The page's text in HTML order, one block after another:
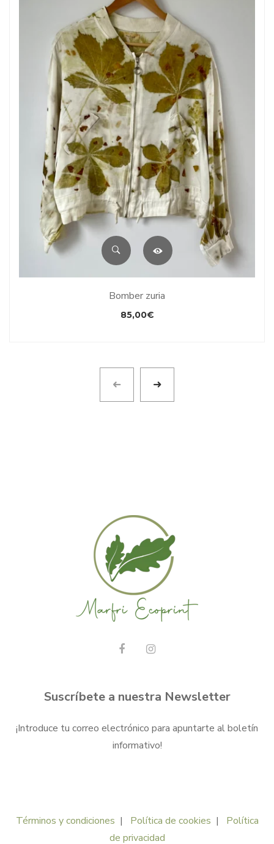
Bomber zuria
85,00€
Suscríbete a nuestra Newsletter
¡Introduce tu correo electrónico para apuntarte al boletín
informativo!
Términos y condiciones | Política de cookies | Política
de privacidad